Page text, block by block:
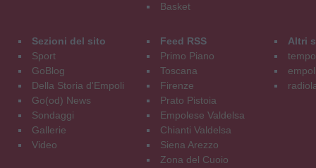
Basket
Sezioni del sito
Sport
GoBlog
Della Storia d'Empoli
Go(od) News
Sondaggi
Gallerie
Video
Feed RSS
Primo Piano
Toscana
Firenze
Prato Pistoia
Empolese Valdelsa
Chianti Valdelsa
Siena Arezzo
Zona del Cuoio
Altri